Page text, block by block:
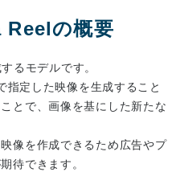
の概要
るモデルです。
定した映像を生成すること
とで、画像を基にした新たな
像を作成できるため広告やプ
待できます。